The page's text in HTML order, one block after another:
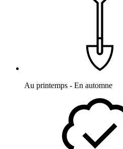
Au printemps - En automne